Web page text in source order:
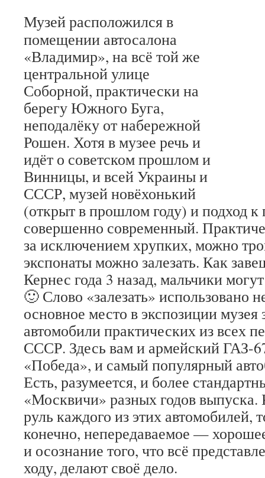
Музей расположился в
помещении автосалона
«Владимир», на всё той же
центральной улице
Соборной, практически на
берегу Южного Буга,
неподалёку от набережной
Рошен. Хотя в музее речь и
идёт о советском прошлом и
Винницы, и всей Украины и
СССР, музей новёхонький
(открыт в прошлом году) и подход к
совершенно современный.
за исключением хрупких, можно
экспонаты можно залезать. Как
Кернес года 3 назад, мальчики
🙂 Слово «залезать» использовано
основное место в экспозиции
автомобили практических из всех
СССР. Здесь вам и армейский ГАЗ-
«Победа», и самый популярный
Есть, разумеется, и более
«Москвичи» разных годов выпуска.
руль каждого из этих автомобилей,
конечно, непередаваемое —
и осознание того, что всё
ходу, делают своё дело.